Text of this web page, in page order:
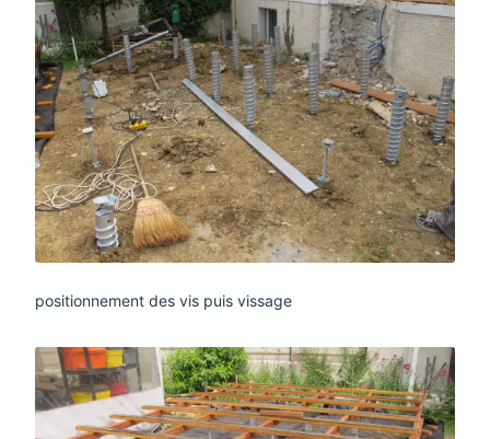
positionnement des vis puis vissage